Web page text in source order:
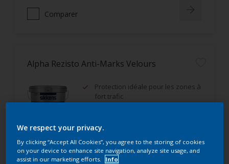
Comparer
Alpha Rezisto Anti-Marks Velours
Protection idéale pour les zones à
fort trafic
Très bon rendement
We respect your privacy.
By clicking “Accept All Cookies”, you agree to the storing of cookies
on your device to enhance site navigation, analyze site usage, and
assist in our marketing efforts.
Info